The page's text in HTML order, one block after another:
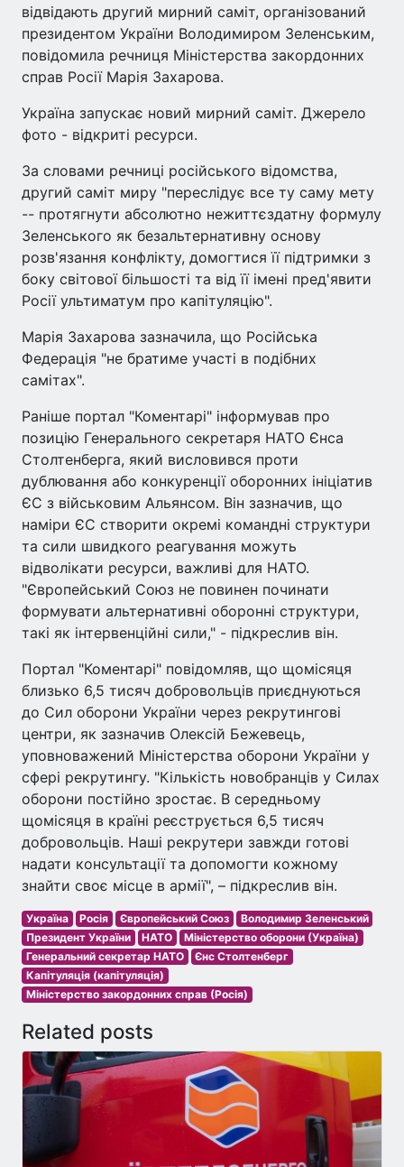
відвідають другий мирний саміт, організований
президентом України Володимиром Зеленським,
повідомила речниця Міністерства закордонних
справ Росії Марія Захарова.
Україна запускає новий мирний саміт. Джерело
фото - відкриті ресурси.
За словами речниці російського відомства,
другий саміт миру "переслідує все ту саму мету
-- протягнути абсолютно нежиттєздатну формулу
Зеленського як безальтернативну основу
розв'язання конфлікту, домогтися її підтримки з
боку світової більшості та від її імені пред'явити
Росії ультиматум про капітуляцію".
Марія Захарова зазначила, що Російська
Федерація "не братиме участі в подібних
самітах".
Раніше портал "Коментарі" інформував про
позицію Генерального секретаря НАТО Єнса
Столтенберга, який висловився проти
дублювання або конкуренції оборонних ініціатив
ЄС з військовим Альянсом. Він зазначив, що
наміри ЄС створити окремі командні структури
та сили швидкого реагування можуть
відволікати ресурси, важливі для НАТО.
"Європейський Союз не повинен починати
формувати альтернативні оборонні структури,
такі як інтервенційні сили," - підкреслив він.
Портал "Коментарі" повідомляв, що щомісяця
близько 6,5 тисяч добровольців приєднуються
до Сил оборони України через рекрутингові
центри, як зазначив Олексій Бежевець,
уповноважений Міністерства оборони України у
сфері рекрутингу. "Кількість новобранців у Силах
оборони постійно зростає. В середньому
щомісяця в країні реєструється 6,5 тисяч
добровольців. Наші рекрутери завжди готові
надати консультації та допомогти кожному
знайти своє місце в армії", – підкреслив він.
Україна Росія Європейський Союз
Володимир Зеленський
Президент України
НАТО
Міністерство оборони (Україна)
Генеральний секретар НАТО
Єнс Столтенберг
Капітуляція (капітуляція)
Міністерство закордонних справ (Росія)
Related posts